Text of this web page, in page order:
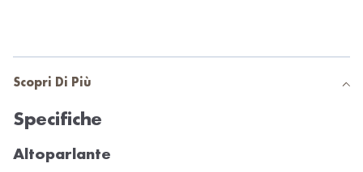
Scopri Di Più
Specifiche
Altoparlante